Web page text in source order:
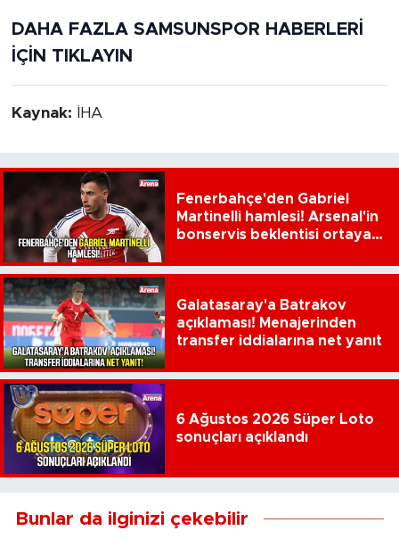
DAHA FAZLA SAMSUNSPOR HABERLERİ
İÇİN TIKLAYIN
Kaynak: İHA
Fenerbahçe'den Gabriel
Martinelli hamlesi! Arsenal'in
bonservis beklentisi ortaya
Galatasaray'a Batrakov
açıklaması! Menajerinden
transfer iddialarına net yanıt
6 Ağustos 2026 Süper Loto
sonuçları açıklandı
Bunlar da ilginizi çekebilir